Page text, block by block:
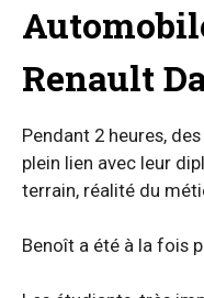
Renault
Pendant 2 heures,
plein lien avec leur
terrain, réalité du
Benoît a été à la fois